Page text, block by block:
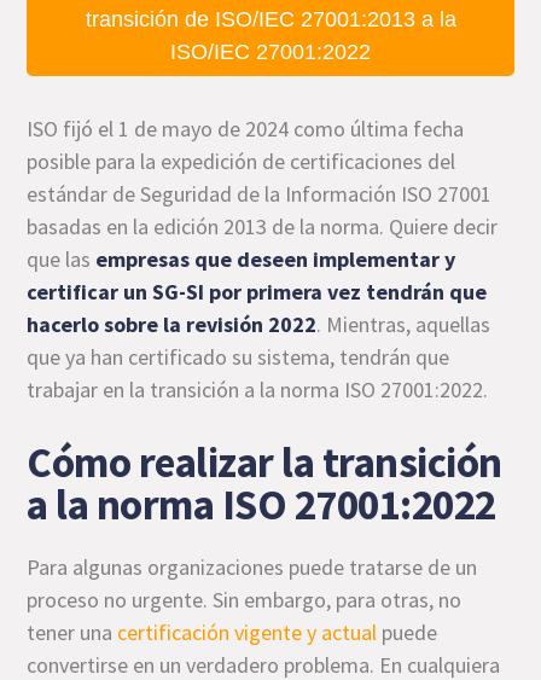
transición de ISO/IEC 27001:2013 a la
ISO/IEC 27001:2022
ISO fijó el 1 de mayo de 2024 como última fecha
posible para la expedición de certificaciones del
estándar de Seguridad de la Información ISO 27001
basadas en la edición 2013 de la norma. Quiere decir
que las empresas que deseen implementar y
certificar un SG-SI por primera vez tendrán que
hacerlo sobre la revisión 2022. Mientras, aquellas
que ya han certificado su sistema, tendrán que
trabajar en la transición a la norma ISO 27001:2022.
Cómo realizar la transición
a la norma ISO 27001:2022
Para algunas organizaciones puede tratarse de un
proceso no urgente. Sin embargo, para otras, no
tener una certificación vigente y actual puede
convertirse en un verdadero problema. En cualquiera